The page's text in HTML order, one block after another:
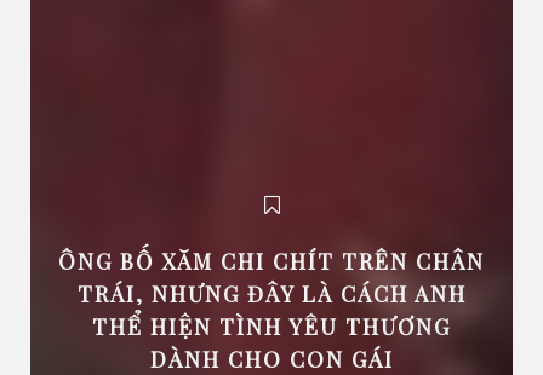
ÔNG BỐ XĂM CHI CHÍT TRÊN CHÂN
TRÁI, NHƯNG ĐÂY LÀ CÁCH ANH
THỂ HIỆN TÌNH YÊU THƯƠNG
DÀNH CHO CON GÁI